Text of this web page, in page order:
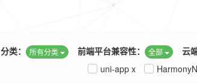
云
前端平台兼容性： 全部
分类： 所有分类
uni-app x